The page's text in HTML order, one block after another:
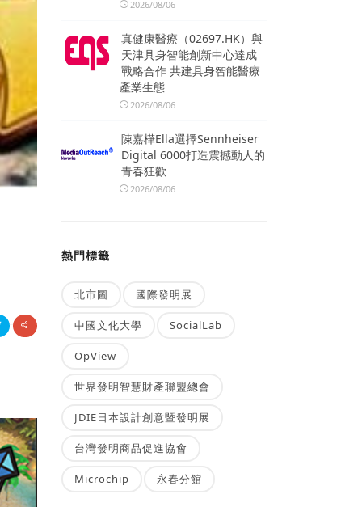
2026/08/06
真健康醫療（02697.HK）與
天津具身智能創新中心達成
戰略合作 共建具身智能醫療
產業生態
2026/08/06
陳嘉樺Ella選擇Sennheiser
Digital 6000打造震撼動人的
青春狂歡
2026/08/06
熱門標籤
北市圖 國際發明展
中國文化大學 SocialLab
OpView
世界發明智慧財產聯盟總會
JDIE日本設計創意暨發明展
台灣發明商品促進協會
Microchip 永春分館